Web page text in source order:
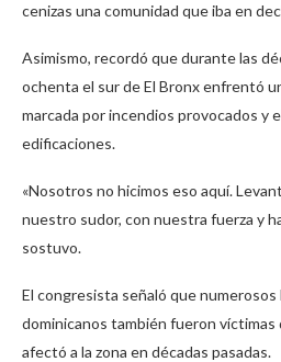
cenizas una comunidad que iba en
Asimismo, recordó que durante las
ochenta el sur de El Bronx enfrentó
marcada por incendios provocados y
edificaciones.
«Nosotros no hicimos eso aquí.
nuestro sudor, con nuestra fuerza y
sostuvo.
El congresista señaló que
dominicanos también fueron víctimas
afectó a la zona en décadas pasadas.